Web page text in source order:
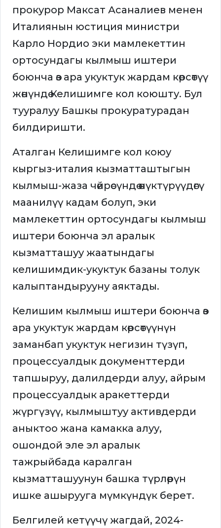
прокурор Максат Асаналиев менен
Италиянын юстиция министри
Карло Нордио эки мамлекеттин
ортосундагы кылмыш иштери
боюнча өз ара укуктук жардам көрсөтүү
жөнүндө Келишимге кол коюшту. Бул
тууралуу Башкы прокуратурадан
билдиришти.
Аталган Келишимге кол коюу
кыргыз-италия кызматташтыгын
кылмыш-жаза чөйрөсүндө өнүктүрүүдөгү
маанилүү кадам болуп, эки
мамлекеттин ортосундагы кылмыш
иштери боюнча эл аралык
кызматташуу жаатындагы
келишимдик-укуктук базаны толук
калыптандырууну аяктады.
Келишим кылмыш иштери боюнча өз
ара укуктук жардам көрсөтүүнүн
заманбап укуктук негизин түзүп,
процессуалдык документтерди
тапшыруу, далилдерди алуу, айрым
процессуалдык аракеттерди
жүргүзүү, кылмыштуу активдерди
аныктоо жана камакка алуу,
ошондой эле эл аралык
тажрыйбада каралган
кызматташуунун башка түрлөрүн
ишке ашырууга мүмкүндүк берет.
Белгилей кетүүчү жагдай, 2024-